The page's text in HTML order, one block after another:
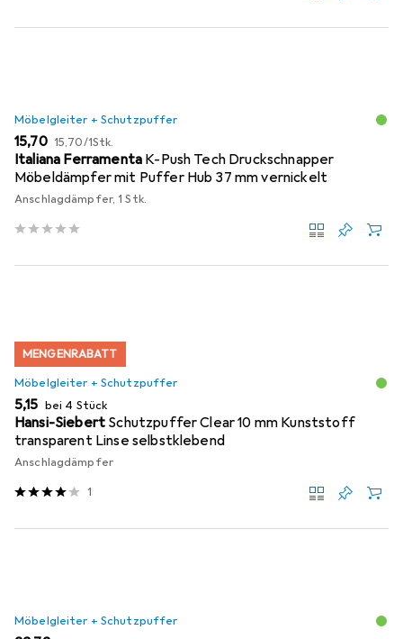
Möbelgleiter + Schutzpuffer
EUR
15,70 EUR
15,70/1Stk.
Italiana Ferramenta K-Push Tech Druckschnapper
Möbeldämpfer mit Puffer Hub 37 mm vernickelt
Anschlagdämpfer, 1 Stk.
MENGENRABATT
Möbelgleiter + Schutzpuffer
EUR
5,15 bei 4 Stück
Hansi-Siebert Schutzpuffer Clear 10 mm Kunststoff
transparent Linse selbstklebend
Anschlagdämpfer
1
Möbelgleiter + Schutzpuffer